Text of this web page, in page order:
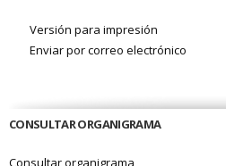
Versión para impresión
Enviar por correo electrónico
CONSULTAR ORGANIGRAMA
Consultar organigrama